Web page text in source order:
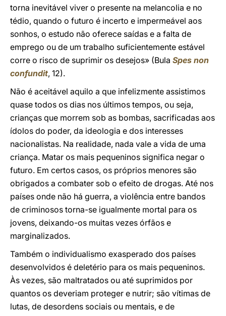
torna inevitável viver o presente na melancolia e no
tédio, quando o futuro é incerto e impermeável aos
sonhos, o estudo não oferece saídas e a falta de
emprego ou de um trabalho suficientemente estável
corre o risco de suprimir os desejos» (Bula Spes non
confundit, 12).
Não é aceitável aquilo a que infelizmente assistimos
quase todos os dias nos últimos tempos, ou seja,
crianças que morrem sob as bombas, sacrificadas aos
ídolos do poder, da ideologia e dos interesses
nacionalistas. Na realidade, nada vale a vida de uma
criança. Matar os mais pequeninos significa negar o
futuro. Em certos casos, os próprios menores são
obrigados a combater sob o efeito de drogas. Até nos
países onde não há guerra, a violência entre bandos
de criminosos torna-se igualmente mortal para os
jovens, deixando-os muitas vezes órfãos e
marginalizados.
Também o individualismo exasperado dos países
desenvolvidos é deletério para os mais pequeninos.
Às vezes, são maltratados ou até suprimidos por
quantos os deveriam proteger e nutrir; são vítimas de
lutas, de desordens sociais ou mentais, e de